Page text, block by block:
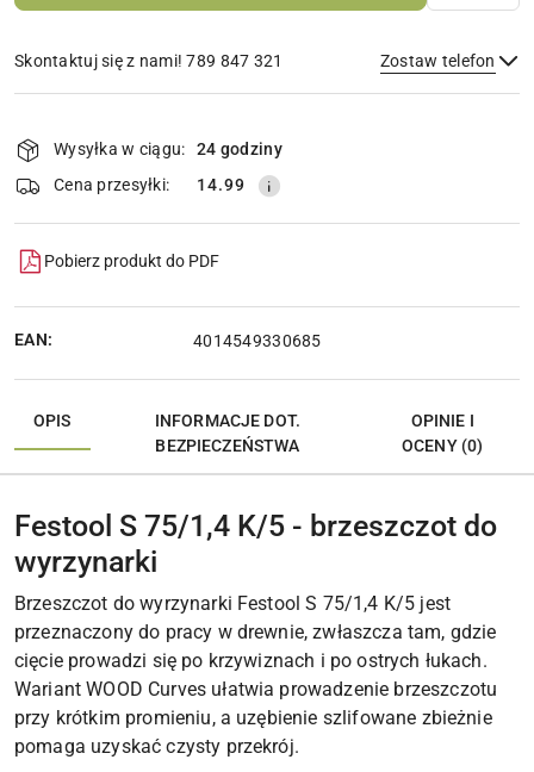
Skontaktuj się z nami! 789 847 321 Zostaw telefon
i
dostawa
Wysyłka w ciągu:
24 godziny
Cena przesyłki:
14.99
Pobierz produkt do PDF
EAN: 4014549330685
OPIS
INFORMACJE DOT.
BEZPIECZEŃSTWA
OPINIE I
OCENY (0)
Festool S 75/1,4 K/5 - brzeszczot do
wyrzynarki
Brzeszczot do wyrzynarki Festool S 75/1,4 K/5 jest
przeznaczony do pracy w drewnie, zwłaszcza tam, gdzie
cięcie prowadzi się po krzywiznach i po ostrych łukach.
Wariant WOOD Curves ułatwia prowadzenie brzeszczotu
przy krótkim promieniu, a uzębienie szlifowane zbieżnie
pomaga uzyskać czysty przekrój.